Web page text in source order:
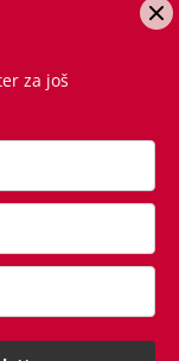
drugom
mogu
za još